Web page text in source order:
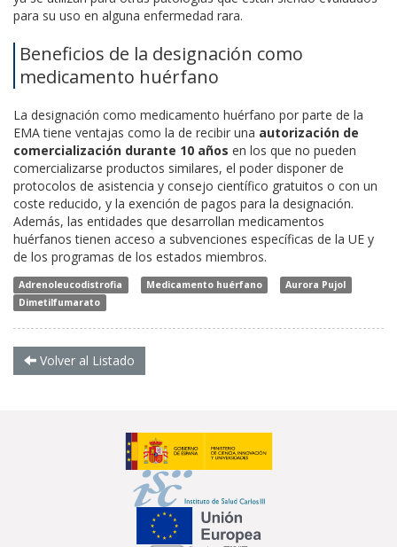
para su uso en alguna enfermedad rara.
Beneficios de la designación como
medicamento huérfano
La designación como medicamento huérfano por parte de la
EMA tiene ventajas como la de recibir una autorización de
comercialización durante 10 años en los que no pueden
comercializarse productos similares, el poder disponer de
protocolos de asistencia y consejo científico gratuitos o con un
coste reducido, y la exención de pagos para la designación.
Además, las entidades que desarrollan medicamentos
huérfanos tienen acceso a subvenciones específicas de la UE y
de los programas de los estados miembros.
Adrenoleucodistrofia Medicamento huérfano
Aurora Pujol
Dimetilfumarato
Volver al Listado